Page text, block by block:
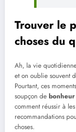
Trouver le
choses du
Ah, la vie
et on oublie souvent
Pourtant, ces
soupçon de bonheur
comment réussir à
recommandations
choses.